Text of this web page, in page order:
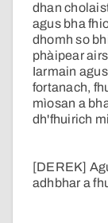
dhan
agus bha
dhomh so
phàipear
Iarmain
fortanach,
mìosan a
dh'fhuirich
[DEREK]
adhbhar a